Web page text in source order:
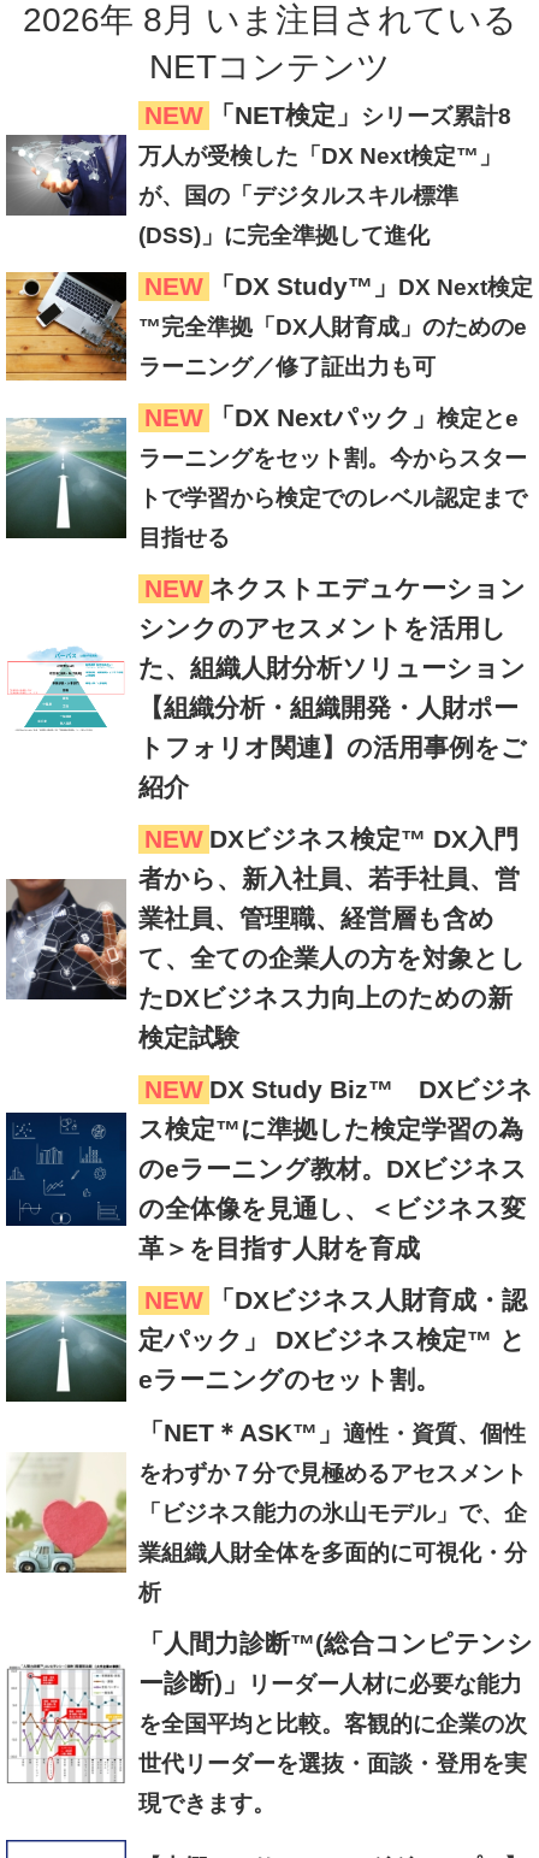
2026年 8月 いま注目 されている
NETコンテンツ
NEW 「NET検定」
シリーズ累計8
万人が受検した「DX Next検定™」
が、国の「デジタルスキル標準
(DSS)」に完全準拠して進化
NEW 「DX Study™」 DX Next検定
™完全準拠「DX人財育成」のためのe
ラーニング／修了証出力も可
NEW 「DX Nextパック」 検定とe
ラーニングをセット割。今からスター
トで学習から検定でのレベル認定まで
目指せる
NEW ネクストエデュケーション
シンクのアセスメントを活用し
た、組織人財分析ソリューション
【組織分析・組織開発・人財ポー
トフォリオ関連】の活用事例をご
紹介
NEW DXビジネス検定™ DX入門
者から、新入社員、若手社員、営
業社員、管理職、経営層も含め
て、全ての企業人の方を対象とし
たDXビジネス力向上のための新
検定試験
NEW DX Study Biz™ DXビジネ
ス検定™に準拠した検定学習の為
のeラーニング教材。DXビジネス
の全体像を見通し、＜ビジネス変
革＞を目指す人財を育成
NEW
「DXビジネス人財育成・認
定パック」 DXビジネス検定™ と
eラーニングのセット割。
「NET＊ASK™」 適性・資質、個性
をわずか７分で見極めるアセスメント
「ビジネス能力の氷山モデル」で、企
業組織人財全体を多面的に可視化・分
析
「人間力診断™(総合コンピテンシ
ー診断)」
リーダー人材に必要な能力
を全国平均と比較。客観的に企業の次
世代リーダーを選抜・面談・登用を実
現できます。